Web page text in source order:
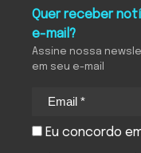
Quer receber
e-mail?
Assine nossa
em seu e-mail
Eu concordo